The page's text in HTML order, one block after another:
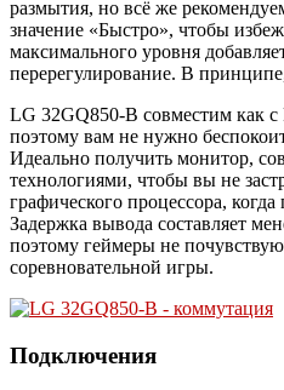
размытия, но всё же
значение «Быстро», чтобы
максимального уровня
перерегулирование. В
LG 32GQ850-B совместим как с
поэтому вам не нужно
Идеально получить монитор,
технологиями, чтобы вы не
графического процессора,
Задержка вывода составляет
поэтому геймеры не
соревновательной игры.
Подключения